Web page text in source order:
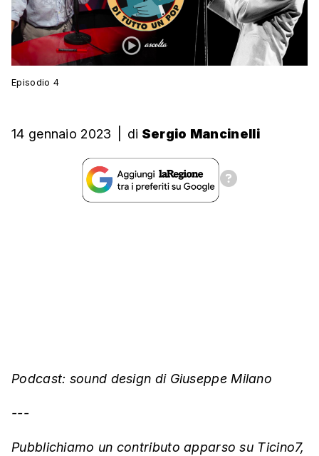
Episodio 4
14 gennaio 2023 di Sergio Mancinelli
Podcast: sound design di Giuseppe Milano
---
Pubblichiamo un contributo apparso su Ticino7,